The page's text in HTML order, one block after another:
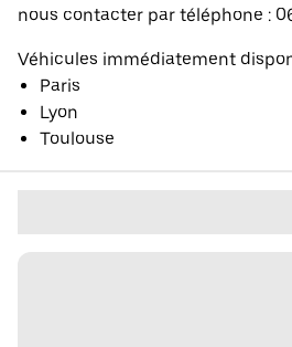
nous contacter par téléphone :
Véhicules immédiatement
Paris
Lyon
Toulouse